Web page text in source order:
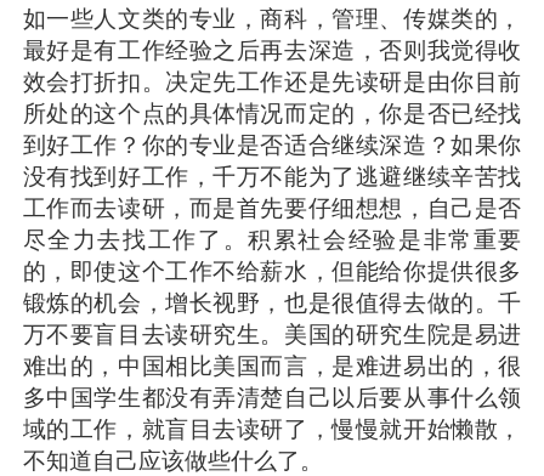
如一些人文类的专业，商科，管理、传媒类的，
最好是有工作经验之后再去深造，否则我觉得收
效会打折扣。决定先工作还是先读研是由你目前
所处的这个点的具体情况而定的，你是否已经找
到好工作？你的专业是否适合继续深造？如果你
没有找到好工作，千万不能为了逃避继续辛苦找
工作而去读研，而是首先要仔细想想，自己是否
尽全力去找工作了。积累社会经验是非常重要
的，即使这个工作不给薪水，但能给你提供很多
锻炼的机会，增长视野，也是很值得去做的。千
万不要盲目去读研究生。美国的研究生院是易进
难出的，中国相比美国而言，是难进易出的，很
多中国学生都没有弄清楚自己以后要从事什么领
域的工作，就盲目去读研了，慢慢就开始懒散，
不知道自己应该做些什么了。